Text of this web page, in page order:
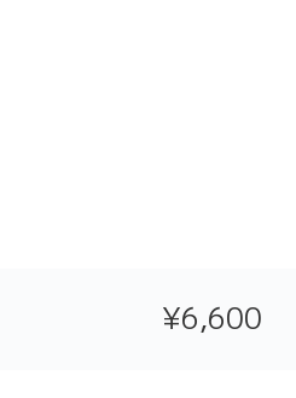
¥6,600